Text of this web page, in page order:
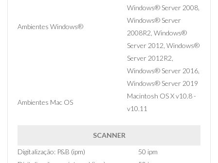
Ambientes Windows®
Windows® Server 2008,
Windows® Server
2008R2, Windows®
Server 2012, Windows®
Server 2012R2,
Windows® Server 2016,
Windows® Server 2019
Ambientes Mac OS
Macintosh OS X v10.8 -
v10.11
SCANNER
Digitalização: P&B (ipm)
50 ipm